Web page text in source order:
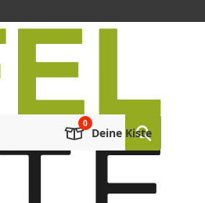
Deine Kiste